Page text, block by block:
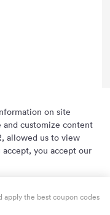
apply the best coupon codes
on site
and customize content
allowed us to view
you accept our